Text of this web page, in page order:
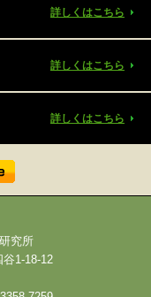
詳しくはこちら
詳しくはこちら
詳しくはこちら
究所
1-18-12